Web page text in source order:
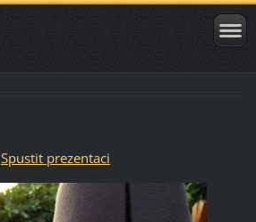
Spustit prezentaci